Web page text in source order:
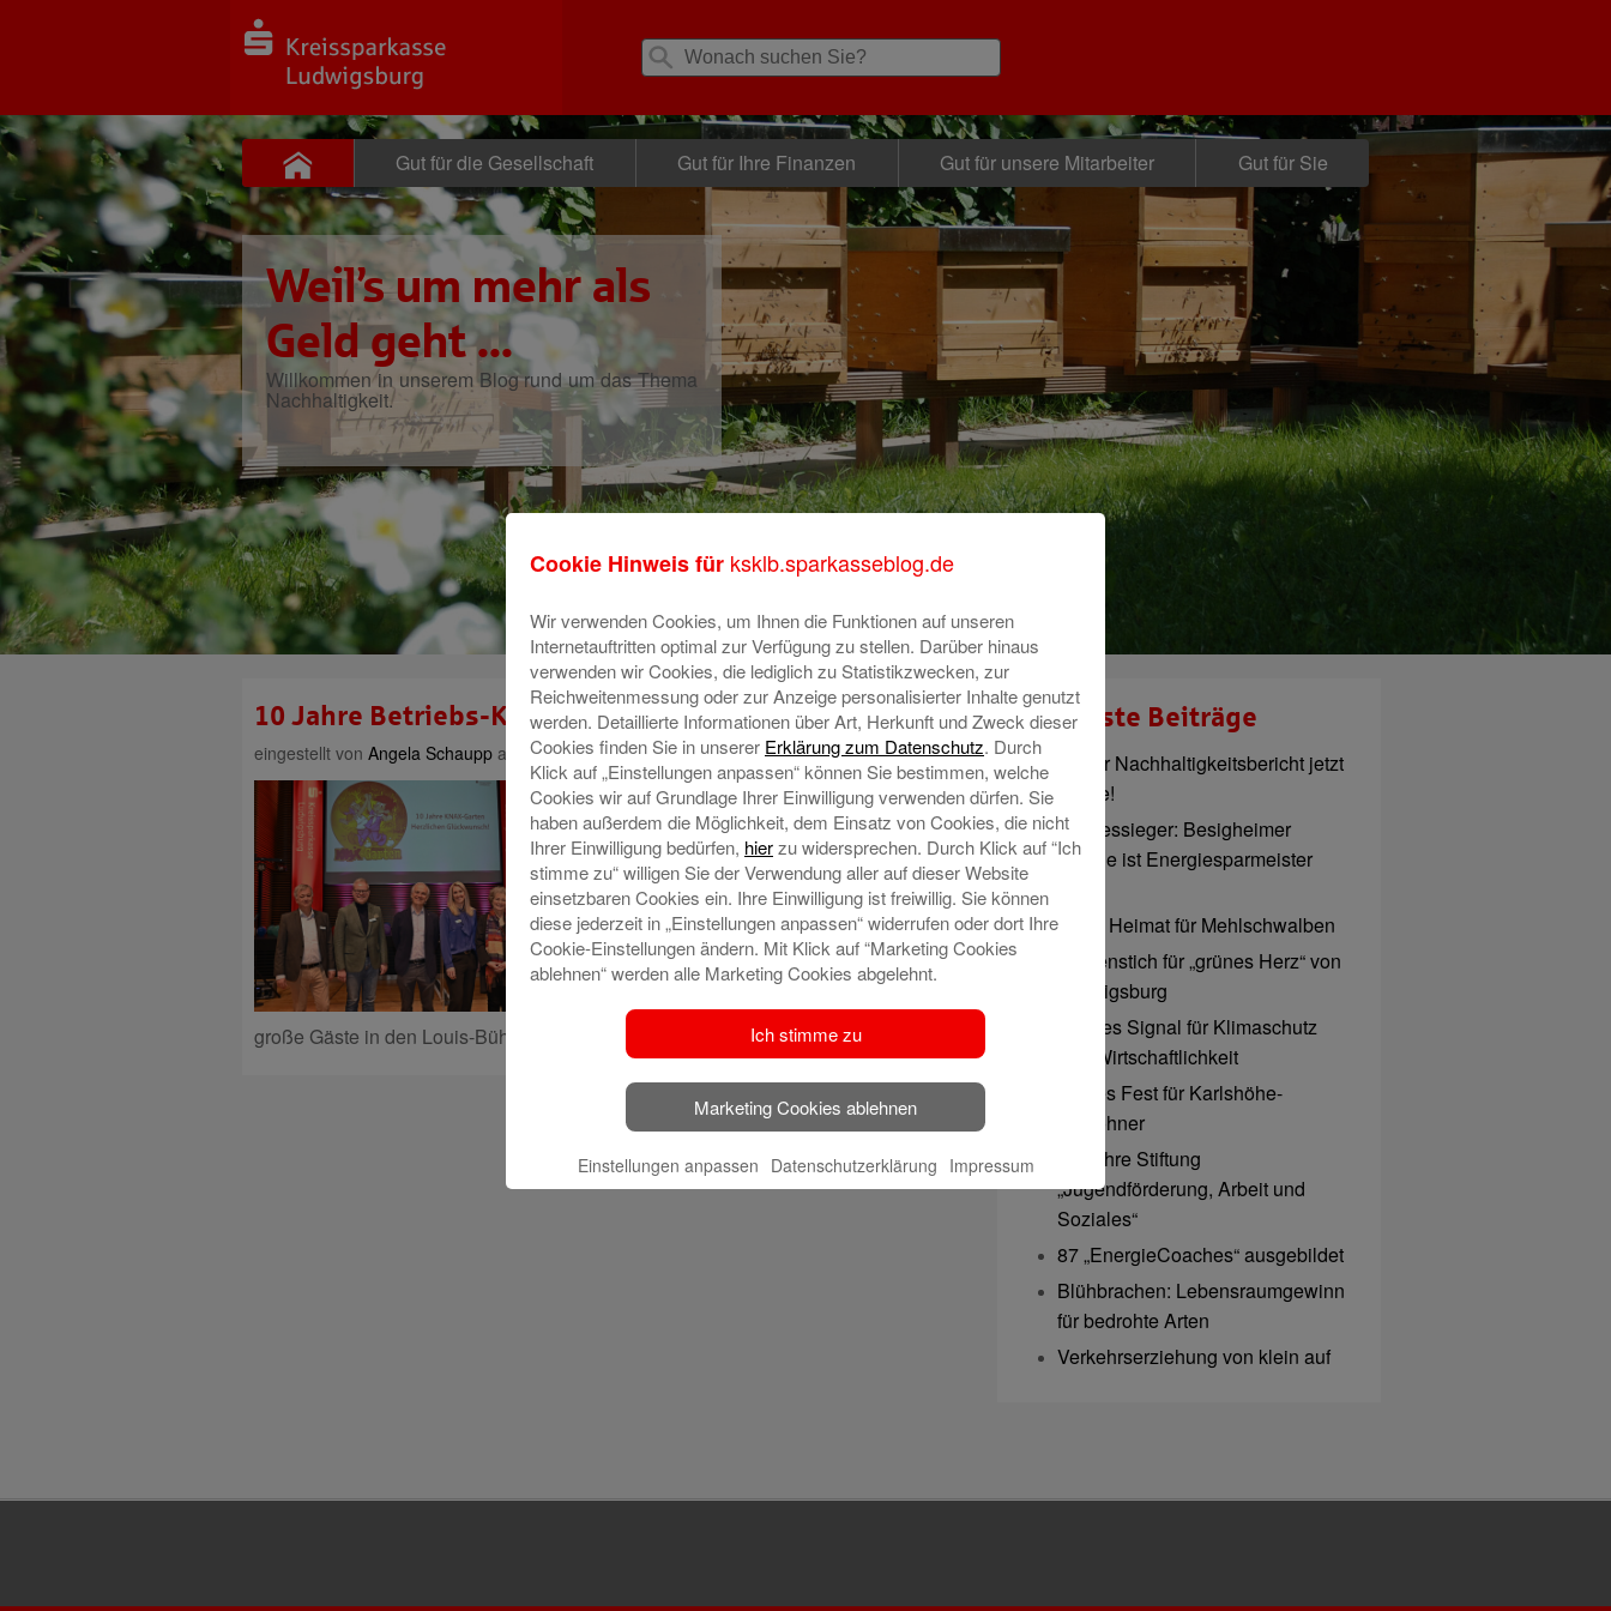
Gut für die Gesellschaft Gut für Ihre Finanzen Gut für unsere Mitarbeiter Gut für Sie
Weil’s um mehr als
Geld geht ...
Willkommen in unserem Blog rund um das Thema
Nachhaltigkeit.
10 Jahre Betriebs-Kita: „Ein Garten für Kinder“
eingestellt von Angela Schaupp am 30. Mai 2023 um 9:14
Nicht nur für unseren
Vorstandsvorsitzenden, Dr. Heinz-
Werner Schulte, war es eine Freude,
den zehnjährigen Geburtstag unseres
„KNAX-Gartens“ zu feiern. So nennen
wir unseren 2013 eröffneten
Betriebskindergarten. Auf unsere
Einladung waren viele kleine und
große Gäste in den Louis-Bührer-Saal gekommen,
Mehr lesen
Neueste Beiträge
Neuer Nachhaltigkeitsbericht jetzt
online!
Landessieger: Besigheimer
Schule ist Energiesparmeister
Neue Heimat für Mehlschwalben
Spatenstich für „grünes Herz“ von
Ludwigsburg
Starkes Signal für Klimaschutz
und Wirtschaftlichkeit
Frohes Fest für Karlshöhe-
Bewohner
30 Jahre Stiftung
„Jugendförderung, Arbeit und
Soziales“
87 „EnergieCoaches“ ausgebildet
Blühbrachen: Lebensraumgewinn
für bedrohte Arten
Verkehrserziehung von klein auf
Cookie Hinweis für ksklb.sparkasseblog.de
Wir verwenden Cookies, um Ihnen die Funktionen auf unseren
Internetauftritten optimal zur Verfügung zu stellen. Darüber hinaus
verwenden wir Cookies, die lediglich zu Statistikzwecken, zur
Reichweitenmessung oder zur Anzeige personalisierter Inhalte genutzt
werden. Detaillierte Informationen über Art, Herkunft und Zweck dieser
Cookies finden Sie in unserer Erklärung zum Datenschutz. Durch
Klick auf „Einstellungen anpassen“ können Sie bestimmen, welche
Cookies wir auf Grundlage Ihrer Einwilligung verwenden dürfen. Sie
haben außerdem die Möglichkeit, dem Einsatz von Cookies, die nicht
Ihrer Einwilligung bedürfen, hierzu widersprechen. Durch Klick auf “Ich
stimme zu“ willigen Sie der Verwendung aller auf dieser Website
einsetzbaren Cookies ein. Ihre Einwilligung ist freiwillig. Sie können
diese jederzeit in „Einstellungen anpassen“ widerrufen oder dort Ihre
Cookie-Einstellungen ändern. Mit Klick auf “Marketing Cookies
ablehnen“ werden alle Marketing Cookies abgelehnt.
Ich stimme zu
Marketing Cookies ablehnen
Einstellungen anpassen Datenschutzerklärung Impressum